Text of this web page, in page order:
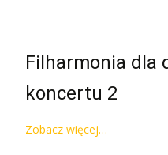
Filharmonia dla
koncertu 2
Zobacz więcej…